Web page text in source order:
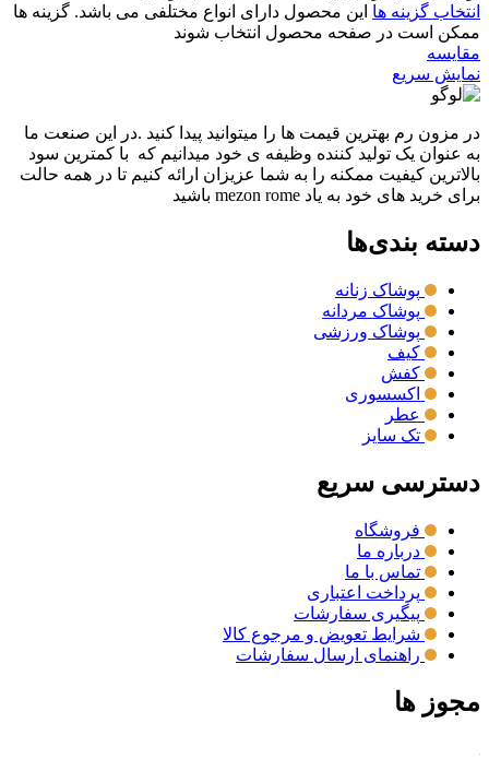
انتخاب گزینه ها این محصول دارای انواع مختلفی می باشد. گزینه ها
ممکن است در صفحه محصول انتخاب شوند
مقايسه
نمایش سریع
در مزون رم بهترین قیمت ها را میتوانید پیدا کنید .در این صنعت ما
به عنوان یک تولید کننده وظیفه ی خود میدانیم که با کمترین سود
بالاترین کیفیت ممکنه را به شما عزیزان ارائه کنیم تا در همه حالت
برای خرید های خود به یاد mezon rome باشید
دسته بندی‌ها
پوشاک زنانه
پوشاک مردانه
پوشاک ورزشی
کیف
کفش
اکسسوری
عطر
تک سایز
دسترسی سریع
فروشگاه
درباره ما
تماس با ما
پرداخت اعتباری
پیگیری سفارشات
شرایط تعویض و مرجوع کالا
راهنمای ارسال سفارشات
مجوز ها